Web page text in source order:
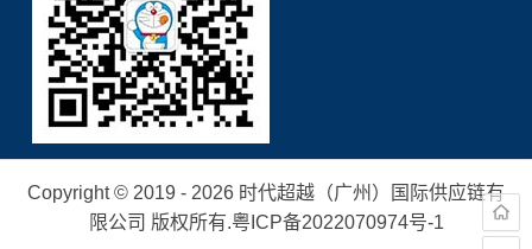
Copyright © 2019 - 2026 时代超越（广州）国际供应链有
限公司 版权所有.粤ICP备2022070974号-1